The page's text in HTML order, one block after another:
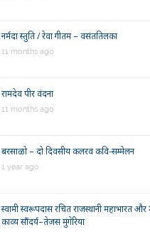
नर्मदा स्तुति / रेवा गीतम – वसंततिलका
11 months ago
रामदेव पीर वंदना
11 months ago
बरसाळो – दो दिवसीय कलरव कवि-सम्मेलन
1 year ago
स्वामी स्वरूपदास रचित राजस्थानी महाभारत और
काव्य सौंदर्य–तेजस मुंगेरिया